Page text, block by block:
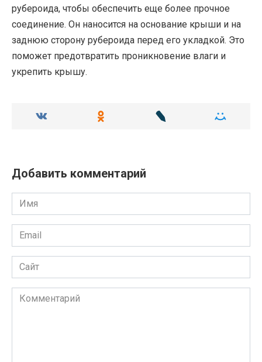
рубероида, чтобы обеспечить еще более прочное
соединение. Он наносится на основание крыши и на
заднюю сторону рубероида перед его укладкой. Это
поможет предотвратить проникновение влаги и
укрепить крышу.
Добавить комментарий
Имя
Email
Сайт
Комментарий